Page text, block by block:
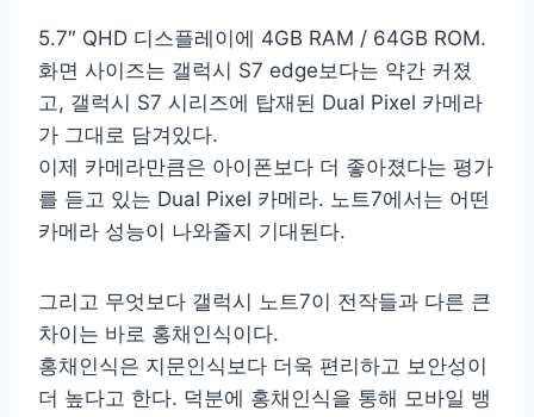
5.7″ QHD 디스플레이에 4GB RAM / 64GB ROM.
화면 사이즈는 갤럭시 S7 edge보다는 약간 커졌
고, 갤럭시 S7 시리즈에 탑재된 Dual Pixel 카메라
가 그대로 담겨있다.
이제 카메라만큼은 아이폰보다 더 좋아졌다는 평가
를 듣고 있는 Dual Pixel 카메라. 노트7에서는 어떤
카메라 성능이 나와줄지 기대된다.
그리고 무엇보다 갤럭시 노트7이 전작들과 다른 큰
차이는 바로 홍채인식이다.
홍채인식은 지문인식보다 더욱 편리하고 보안성이
더 높다고 한다. 덕분에 홍채인식을 통해 모바일 뱅